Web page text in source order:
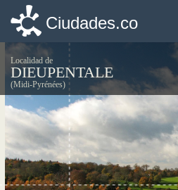
Ciudades.co
Localidad de
DIEUPENTALE
(Midi-Pyrénées)
Ciudades.co